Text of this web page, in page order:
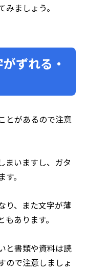
ましょう。
ずれる・
とがあるので注意
まいますし、ガタ
。
り、また文字が薄
あります。
と書類や資料は読
ので注意しましょ